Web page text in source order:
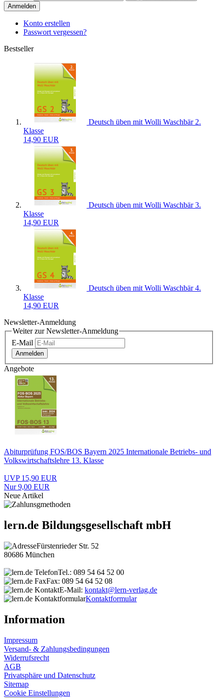
Anmelden
Konto erstellen
Passwort vergessen?
Bestseller
Deutsch üben mit Wolli Waschbär 2.
Klasse
14,90 EUR
Deutsch üben mit Wolli Waschbär 3.
Klasse
14,90 EUR
Deutsch üben mit Wolli Waschbär 4.
Klasse
14,90 EUR
Newsletter-Anmeldung
Weiter zur Newsletter-Anmeldung
E-Mail
Anmelden
Angebote
Abiturprüfung FOS/BOS Bayern 2025 Internationale Betriebs- und
Volkswirtschaftslehre 13. Klasse
UVP 15,90 EUR
Nur 9,00 EUR
Neue Artikel
lern.de Bildungsgesellschaft mbH
Fürstenrieder Str. 52
80686 München
Tel.: 089 54 64 52 00
Fax: 089 54 64 52 08
E-Mail: kontakt@lern-verlag.de
Kontaktformular
Information
Impressum
Versand- & Zahlungsbedingungen
Widerrufsrecht
AGB
Privatsphäre und Datenschutz
Sitemap
Cookie Einstellungen